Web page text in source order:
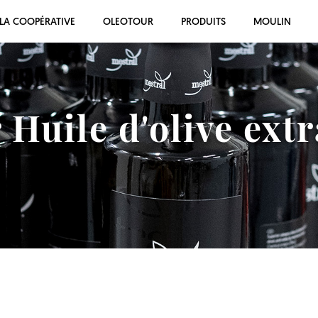
COOPÉRATIVE OLEOTOUR PRODUITS MOULIN
Huile d'olive